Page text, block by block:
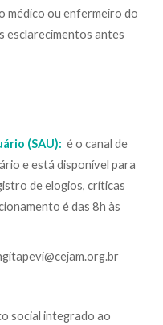
médico ou enfermeiro do
esclarecimentos antes
(SAU): é o canal de
e está disponível para
de elogios, críticas
é das 8h às
social integrado ao